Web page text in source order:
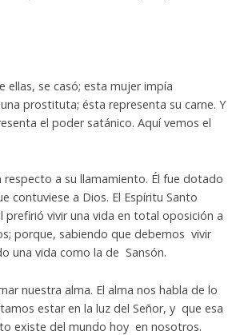
ellas, se casó; esta mujer impía
prostituta; ésta representa su carne. Y
el poder satánico. Aquí vemos el
a su llamamiento. Él fue dotado
contuviese a Dios. El Espíritu Santo
vivir una vida en total oposición a
porque, sabiendo que debemos vivir
una vida como la de Sansón.
nuestra alma. El alma nos habla de lo
estar en la luz del Señor, y que esa
existe del mundo hoy en nosotros.